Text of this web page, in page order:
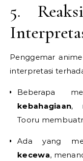
5.
Penggemar
interpretasi
Beberapa
kebahagiaan,
Tooru
Ada yang
kecewa,